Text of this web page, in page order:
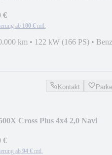
€
ab 100 € mtl.
km • 122 kW (166 PS) •
Kontakt
Cross Plus 4x4 2,0 Navi
€
ab 94 € mtl.